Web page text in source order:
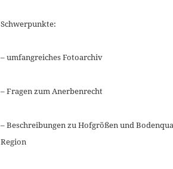
Schwerpunkte:
– umfangreiches Fotoarchiv
– Fragen zum Anerbenrecht
– Beschreibungen zu Hofgrößen und
Region